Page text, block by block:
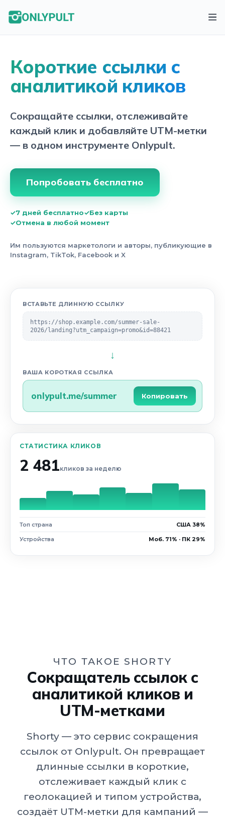
Короткие ссылки с
аналитикой кликов
Сокращайте ссылки, отслеживайте
каждый клик и добавляйте UTM-метки
— в одном инструменте Onlypult.
Попробовать бесплатно
✓7 дней бесплатно✓Без карты
✓Отмена в любой момент
Им пользуются маркетологи и авторы, публикующие в
Instagram, TikTok, Facebook и X
ВСТАВЬТЕ ДЛИННУЮ ССЫЛКУ
https://shop.example.com/summer-sale-
2026/landing?utm_campaign=promo&id=88421
↓
ВАША КОРОТКАЯ ССЫЛКА
onlypult.me/summer Копировать
СТАТИСТИКА КЛИКОВ
2 481кликов за неделю
Топ страна США 38%
Устройства Моб. 71% · ПК 29%
ЧТО ТАКОЕ SHORTY
Сокращатель ссылок с
аналитикой кликов и
UTM-метками
Shorty — это сервис сокращения
ссылок от Onlypult. Он превращает
длинные ссылки в короткие,
отслеживает каждый клик с
геолокацией и типом устройства,
создаёт UTM-метки для кампаний —